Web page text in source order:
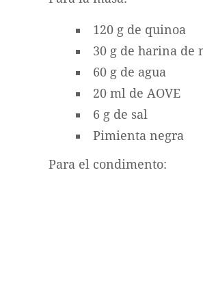
120 g de quinoa
30 g de harina de
60 g de agua
20 ml de AOVE
6 g de sal
Pimienta negra
Para el condimento: